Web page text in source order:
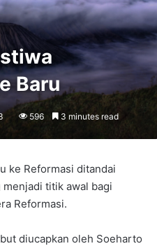
Baru
596 3 minutes read
ke Reformasi ditandai
titik awal bagi
Reformasi.
diucapkan oleh Soeharto